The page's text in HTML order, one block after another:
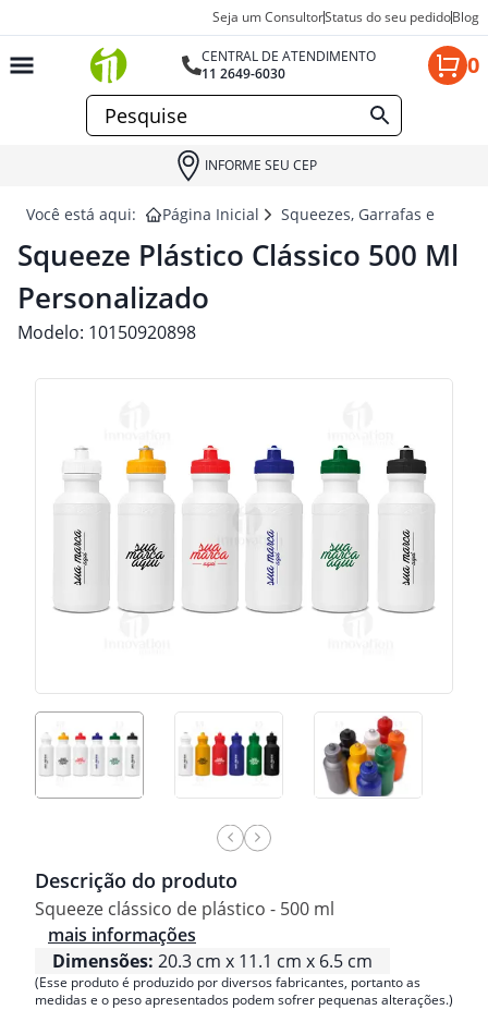
Seja um ConsultorStatus do seu pedidoBlog
CENTRAL DE ATENDIMENTO
11 2649-6030
0
INFORME SEU CEP
Você está aqui: Página Inicial Squeezes, Garrafas e
Squeeze Plástico Clássico 500 Ml
Personalizado
Modelo: 10150920898
Descrição do produto
Squeeze clássico de plástico - 500 ml
mais informações
Dimensões: 20.3 cm x 11.1 cm x 6.5 cm
(Esse produto é produzido por diversos fabricantes, portanto as
medidas e o peso apresentados podem sofrer pequenas alterações.)